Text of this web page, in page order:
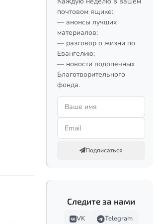
почтовом ящике:
— анонсы лучших
материалов;
— разговор о жизни по
Евангелию;
— новости подопечных
Благотворительного
фонда.
Подписаться
Следите за нами
VK
Telegram